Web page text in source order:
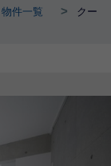
物件一覧 >
クー